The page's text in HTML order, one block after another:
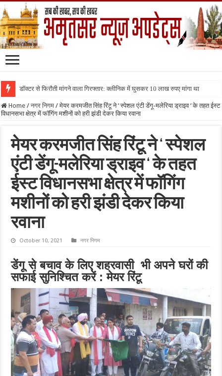
डॉक्टर से फिरौती मांगने वाला गिरफ्तार: क्लीनिक में घुसकर 10 लाख रुपए मांगा था
Home / नगर निगम / मेयर करमजीत सिंह रिंटू ने ‘ स्पेशल एंटी डेंगू-मलेरिया ड्राइव ‘ के तहत ईस्ट
विधानसभा क्षेत्र में फॉगिंग मशीनों को हरी झंडी देकर किया रवाना
मेयर करमजीत सिंह रिंटू ने ‘ स्पेशल
एंटी डेंगू-मलेरिया ड्राइव ‘ के तहत
ईस्ट विधानसभा क्षेत्र में फॉगिंग
मशीनों को हरी झंडी देकर किया
रवाना
October 10, 2021 नगर निगम
डेंगू से बचाव के लिए शहरवासी भी अपने घरों की
सफाई सुनिश्चित करें : मेयर रिंटू